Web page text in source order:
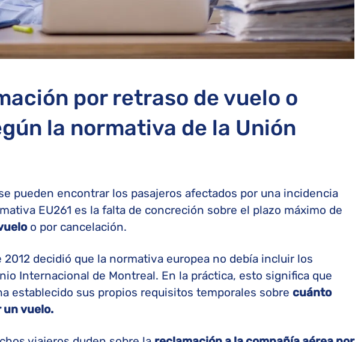
por retraso de vuelo o
la normativa de la Unión
pueden encontrar los pasajeros afectados por una incidencia
EU261 es la falta de concreción sobre el plazo máximo de
o por cancelación.
decidió que la normativa europea no debía incluir los
Internacional de Montreal. En la práctica, esto significa que
establecido sus propios requisitos temporales sobre cuánto
vuelo.